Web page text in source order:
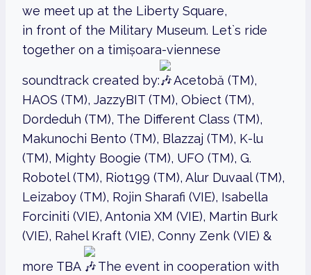
we meet up at the Liberty Square,
in front of the Military Museum. Let`s ride
together on a timișoara-viennese
soundtrack created by:
Acetobă (TM),
HAOS (TM), JazzyBIT (TM), Obiect (TM),
Dordeduh (TM), The Different Class (TM),
Makunochi Bento (TM), Blazzaj (TM), K-lu
(TM), Mighty Boogie (TM), UFO (TM), G.
Robotel (TM), Riot199 (TM), Alur Duvaal (TM),
Leizaboy (TM), Rojin Sharafi (VIE), Isabella
Forciniti (VIE), Antonia XM (VIE), Martin Burk
(VIE), Rahel Kraft (VIE), Conny Zenk (VIE) &
more TBA
The event in cooperation with